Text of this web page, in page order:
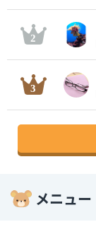
メニュー